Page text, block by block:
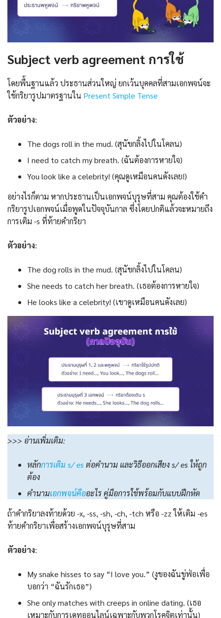
Subject verb agreement การใช้
โดยพื้นฐานแล้ว ประธานส่วนใหญ่ ยกเว้นบุคคลที่สามเอกพจน์จะ
ใช้กริยารูปมาตรฐานใน Present Simple Tense
ตัวอย่าง:
The dogs roll in the mud. (สุนัขกลิ้งไปในโคลน)
I need to catch my breath. (ฉันต้องการหายใจ)
You look like a celebrity! (คุณดูเหมือนคนดังเลย!)
อย่างไรก็ตาม หากประธานเป็นเอกพจน์บุรุษที่สาม คุณต้องใช้คำ
กริยารูปเอกพจน์เมื่อพูดในปัจจุบันกาล ซึ่งโดยปกติแล้วจะหมายถึง
การเติม -s ที่ท้ายคำกริยา
ตัวอย่าง:
The dog rolls in the mud. (สุนัขกลิ้งไปในโคลน)
She needs to catch her breath. (เธอต้องการหายใจ)
He looks like a celebrity! (เขาดูเหมือนคนดังเลย)
>>> อ่านเพิ่มเติม:
หลักการเติม s/ es ต่อคำนาม และวิธีออกเสียง s/ es ให้ถูก
ต้อง
คํานามเอกพจน์คืออะไร คู่มือการใช้พร้อมกับแบบฝึกหัด
ถ้าคำกริยาลงท้ายด้วย -x, -ss, -sh, -ch, -tch หรือ -zz ให้เติม -es
ท้ายคำกริยาเพื่อสร้างเอกพจน์บุรุษที่สาม
ตัวอย่าง:
My snake hisses to say “I love you.” (งูของฉันขู่ฟ่อเพื่อ
บอกว่า “ฉันรักเธอ”)
She only matches with creeps in online dating. (เธอ
เหมาะกับการเดทออนไลน์เฉพาะกับพวกโรคจิตเท่านั้น)